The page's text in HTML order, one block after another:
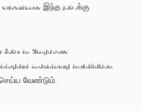
இந்த job-க்கு
in Singapore
machinery installation
வேண்டும்.